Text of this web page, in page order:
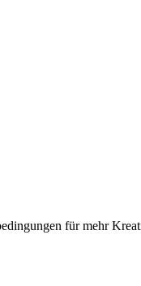
für mehr